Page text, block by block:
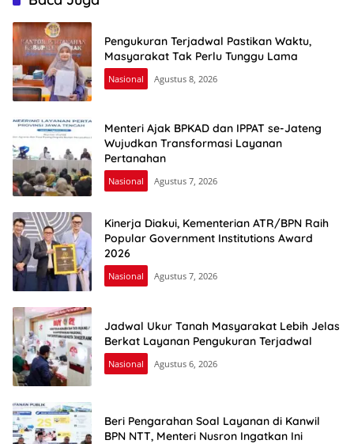
Pengukuran Terjadwal Pastikan Waktu,
Masyarakat Tak Perlu Tunggu Lama
Nasional Agustus 8, 2026
Menteri Ajak BPKAD dan IPPAT se-Jateng
Wujudkan Transformasi Layanan
Pertanahan
Nasional Agustus 7, 2026
Kinerja Diakui, Kementerian ATR/BPN Raih
Popular Government Institutions Award
2026
Nasional Agustus 7, 2026
Jadwal Ukur Tanah Masyarakat Lebih Jelas
Berkat Layanan Pengukuran Terjadwal
Nasional Agustus 6, 2026
Beri Pengarahan Soal Layanan di Kanwil
BPN NTT, Menteri Nusron Ingatkan Ini